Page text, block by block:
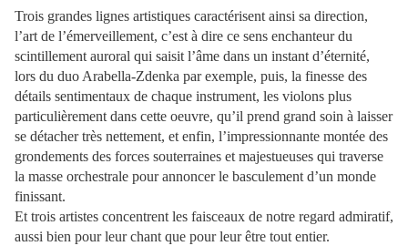
Trois grandes lignes artistiques caractérisent ainsi sa direction,
l’art de l’émerveillement, c’est à dire ce sens enchanteur du
scintillement auroral qui saisit l’âme dans un instant d’éternité,
lors du duo Arabella-Zdenka par exemple, puis, la finesse des
détails sentimentaux de chaque instrument, les violons plus
particulièrement dans cette oeuvre, qu’il prend grand soin à laisser
se détacher très nettement, et enfin, l’impressionnante montée des
grondements des forces souterraines et majestueuses qui traverse
la masse orchestrale pour annoncer le basculement d’un monde
finissant.
Et trois artistes concentrent les faisceaux de notre regard admiratif,
aussi bien pour leur chant que pour leur être tout entier.